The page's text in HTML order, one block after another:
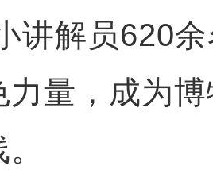
讲解员620
力量，成为